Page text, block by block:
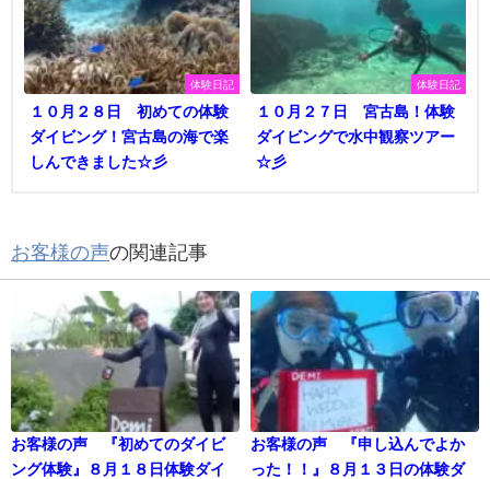
体験日記
１０月２８日 初めての体験
ダイビング！宮古島の海で楽
しんできました☆彡
体験日記
１０月２７日 宮古島！体験
ダイビングで水中観察ツアー
☆彡
お客様の声の関連記事
お客様の声 『初めてのダイビ
ング体験』８月１８日体験ダイ
お客様の声 『申し込んでよか
った！！』８月１３日の体験ダ